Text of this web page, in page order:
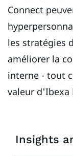
Connect
les stratégies
améliorer la
interne - tout
valeur d'Ibexa
Insights